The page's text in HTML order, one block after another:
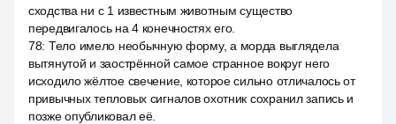
сходства ни с 1 известным животным существо
передвигалось на 4 конечностях его.
78: Тело имело необычную форму, а морда выглядела
вытянутой и заострённой самое странное вокруг него
исходило жёлтое свечение, которое сильно отличалось от
привычных тепловых сигналов охотник сохранил запись и
позже опубликовал её.